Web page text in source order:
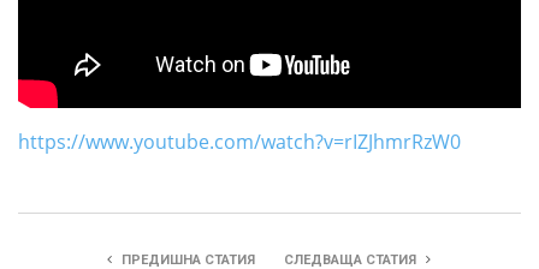
https://www.youtube.com/watch?v=rIZJhmrRzW0
ПРЕДИШНА СТАТИЯ СЛЕДВАЩА СТАТИЯ